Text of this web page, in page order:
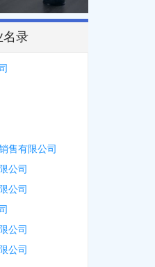
名录
售有限公司
公司
公司
公司
公司